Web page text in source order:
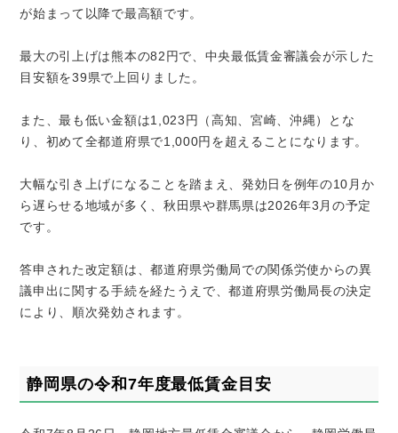
が始まって以降で最高額です。
最大の引上げは熊本の82 円で、 中央最低賃金審議会が示した
目安額を39 県で上回りました。
また、最も低い金額は1,023 円（高知、宮崎、沖縄）とな
り、初めて全都道府県で1,000円を超えることになります。
大幅な引き上げになることを踏まえ、発効日を例年の10 月か
ら遅らせる地域が多く、秋田県や群馬県は2026年3 月の予定
です。
答申された改定額は、都道府県労働局での関係労使からの異
議申出に関する手続を経たうえで、都道府県労働局長の決定
により、順次発効されます。
静岡県の令和7年度最低賃金目安